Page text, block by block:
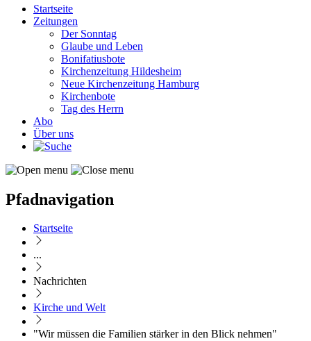
Startseite
Zeitungen
Der Sonntag
Glaube und Leben
Bonifatiusbote
Kirchenzeitung Hildesheim
Neue Kirchenzeitung Hamburg
Kirchenbote
Tag des Herrn
Abo
Über uns
Pfadnavigation
Startseite
...
Nachrichten
Kirche und Welt
"Wir müssen die Familien stärker in den Blick nehmen"